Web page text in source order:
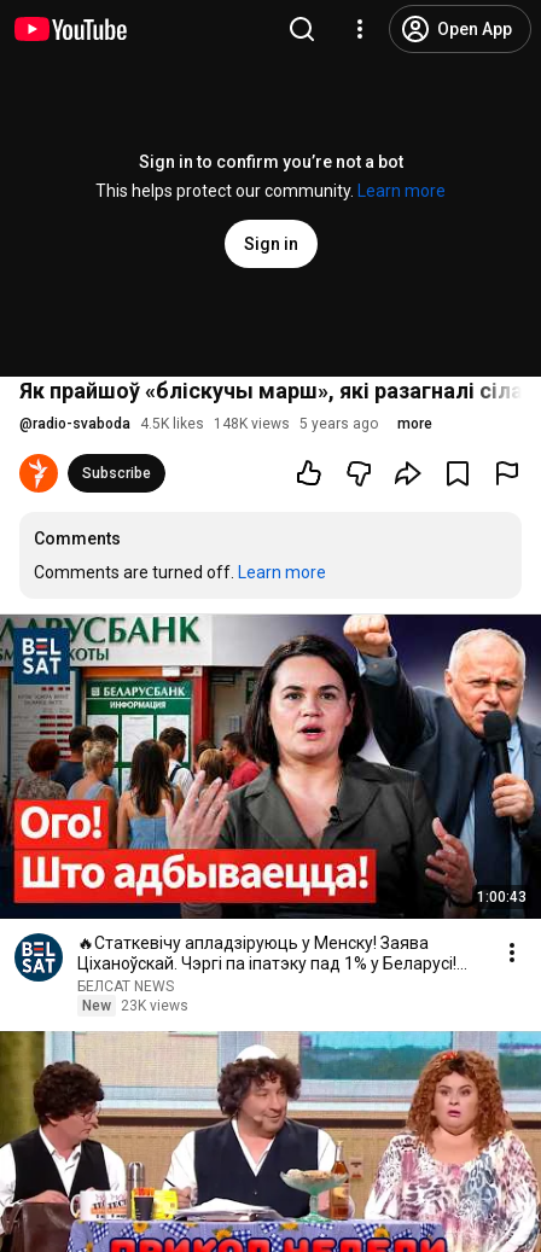
Open App
Sign in to confirm you’re not a bot
This helps protect our community.
Learn more
Sign in
Як прайшоў «бліскучы марш», які разагналі
@radio-svaboda 4.5K likes 148K views 5 years ago more
Subscribe
Comments
Comments are turned off. Learn more
1:00:43
🔥Статкевічу апладзіруюць у Менску! Заява
Ціханоўскай. Чэргі па іпатэку пад 1% у Беларусі!
Белсат
БЕЛСАТ NEWS
New
23K views